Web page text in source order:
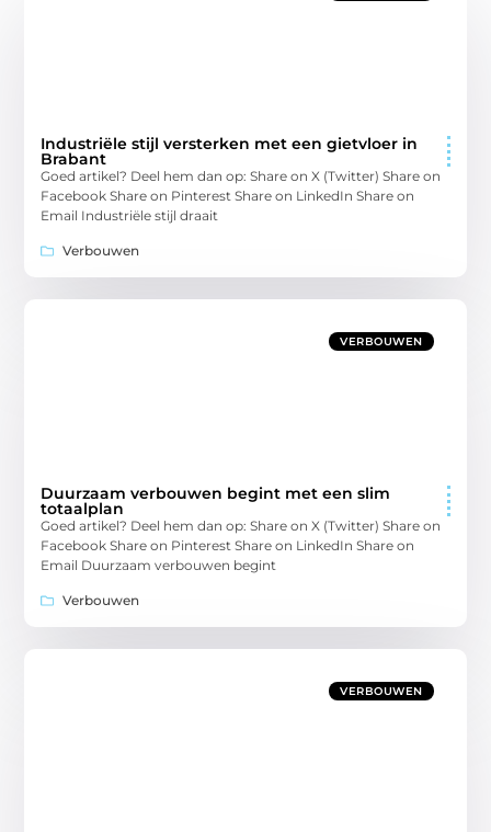
Industriële stijl versterken met een gietvloer in
Brabant
Goed artikel? Deel hem dan op: Share on X (Twitter) Share on
Facebook Share on Pinterest Share on LinkedIn Share on
Email Industriële stijl draait
Verbouwen
VERBOUWEN
Duurzaam verbouwen begint met een slim
totaalplan
Goed artikel? Deel hem dan op: Share on X (Twitter) Share on
Facebook Share on Pinterest Share on LinkedIn Share on
Email Duurzaam verbouwen begint
Verbouwen
VERBOUWEN